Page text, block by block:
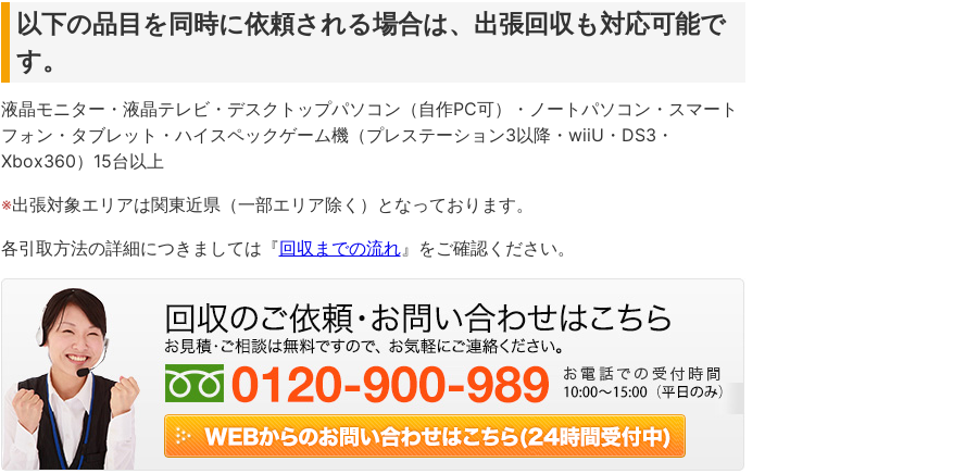
以下の品目を同時に依頼される場合は、出張回収も対応可能で
す。
液晶モニター・液晶テレビ・デスクトップパソコン（自作PC可）・ノートパソコン・スマート
フォン・タブレット・ハイスペックゲーム機（プレステーション3以降・wiiU・DS3・
Xbox360）15台以上
※出張対象エリアは関東近県（一部エリア除く）となっております。
各引取方法の詳細につきましては『回収までの流れ』をご確認ください。